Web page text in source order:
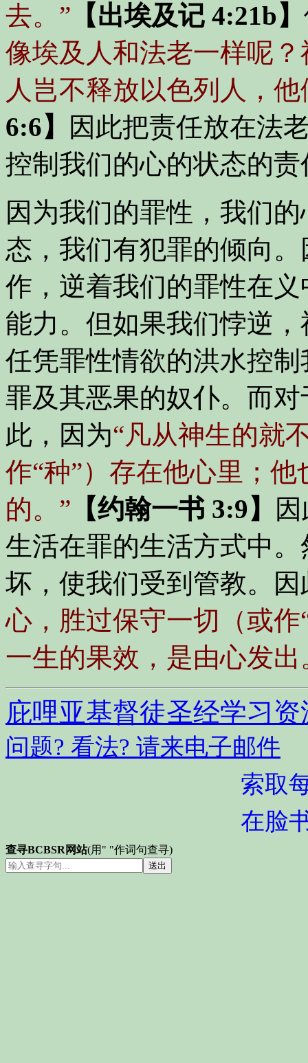
去。” 【出埃及记 4:21b】
像埃及人和法老一样呢
人岂不释放以色列人，
6:6】
因此把责任放在法
控制我们的心的状态的
因为我们的罪性，我们
态，我们有犯罪的倾向
作，逆着我们的罪性在
能力。但如果我们悖逆
任凭罪性情欲的洪水控
罪及其恶果的奴仆。而
此，因为“凡从神生的就
作“种”）存在他心里；
的。” 【约翰一书 3:9】
生活在罪的生活方式中
坏，使我们受到管教。
心，胜过保守一切（或
一生的果效，是由心发出
庇哩亚基督徒圣经学习资
问题? 看法? 请来电子邮件
索取
在脸
查寻BCBSR网站(用" "作词句查寻)